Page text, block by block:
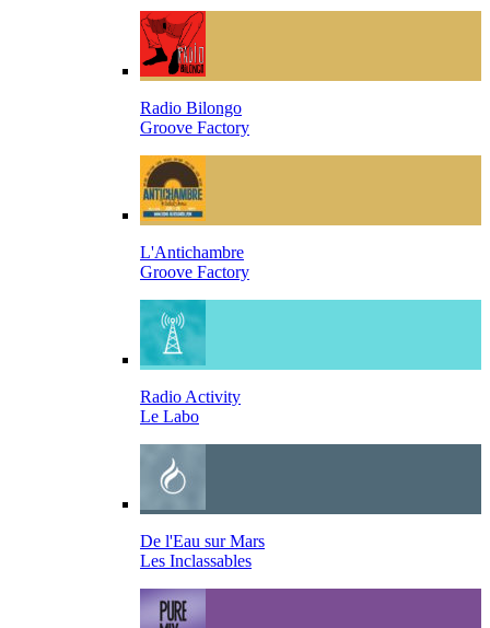
Radio Bilongo
Groove Factory
L'Antichambre
Groove Factory
Radio Activity
Le Labo
De l'Eau sur Mars
Les Inclassables